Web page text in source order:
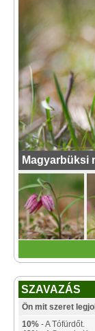
Magyarbüksi
SZAVAZÁS
Ön mit szeret
10% - A Tófürdőt.